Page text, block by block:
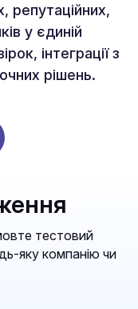
репутаційних,
у єдиній
інтеграції з
рішень.
тестовий
яку компанію чи